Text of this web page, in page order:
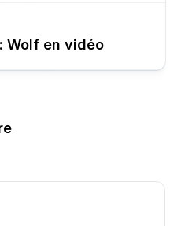
Wolf en vidéo